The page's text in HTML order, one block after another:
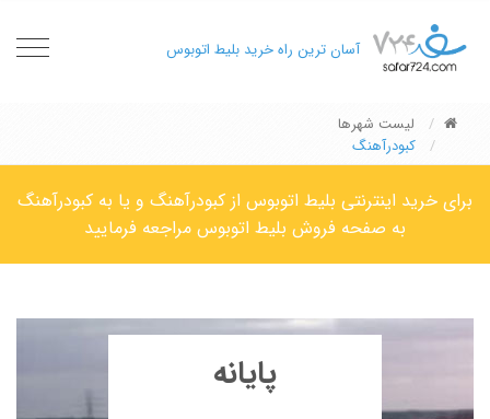
آسان ترین راه خرید بلیط اتوبوس
لیست شهرها
کبودرآهنگ
برای خرید اینترنتی بلیط اتوبوس از کبودرآهنگ و یا به کبودرآهنگ
به صفحه فروش بلیط اتوبوس مراجعه فرمایید
پایانه